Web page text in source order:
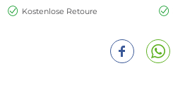
Kostenlose Retoure